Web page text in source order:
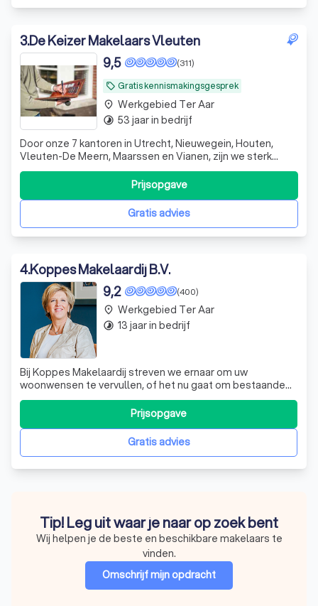
3.De Keizer Makelaars Vleuten
local_offer Gratis kennismakingsgesprek
(311)
9,5
Door onze 7 kantoren in Utrecht, Nieuwegein, Houten,
Vleuten-De Meern, Maarssen en Vianen, zijn we sterk
lokaal verankerd en kunnen we je heel gericht van dienst
Gratis advies
Prijsopgave
place Werkgebied Ter Aar
timelapse 53 jaar in bedrijf
4.Koppes Makelaardij B.V.
(400)
9,2
Bij Koppes Makelaardij streven we ernaar om uw
woonwensen te vervullen, of het nu gaat om bestaande
bouw, nieuwbouw, verhuur of taxaties. We bieden een
complete oplossing, van A tot Z, zonder onze diensten op
te splitsen in losse onderdelen. We begrijpen dat
iedereen zich thuis wil voelen, in zijn e
Gratis advies
Prijsopgave
place Werkgebied Ter Aar
timelapse 13 jaar in bedrijf
Tip! Leg uit waar je naar op zoek bent
Wij helpen je de beste en beschikbare makelaars te
vinden.
Omschrijf mijn opdracht